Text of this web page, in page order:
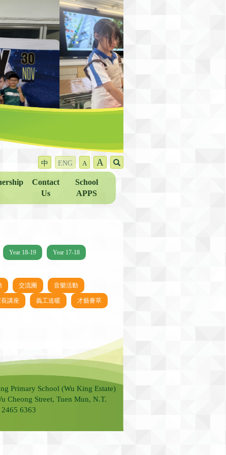
中 ENG A A
Contact
Us
School
APPS
Year 18-19 Year 17-18
交流團 音樂活動
講座 義工送暖 才藝薈萃
Primary School (Wu King Estate)
Cheong Street, Tuen Mun, N.T.
6363